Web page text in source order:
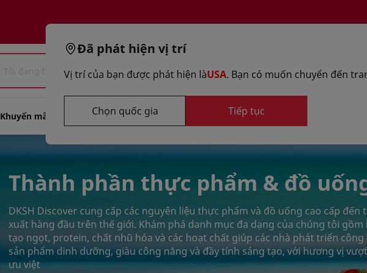
Chọn tùy
Khuyến mãi Cung cấp Công thức Trung tâm đổi mới sáng tạo
Thành phần thực phẩm & đồ
DKSH Discover cung cấp các nguyên liệu thực phẩm và đồ uống cao cấp đến
xuất hàng đầu trên thế giới. Khám phá danh mục đa dạng của chúng tôi
tạo ngọt, protein, chất nhũ hóa và các hoạt chất giúp các nhà phát triển
sản phẩm dinh dưỡng, giàu công năng và đầy tính sáng tạo, với hương vị
ưu việt
Đã phát hiện vị trí
Vị trí của bạn được phát hiện làUSA. Bạn có muốn chuyển đến
Chọn quốc gia Tiếp tục